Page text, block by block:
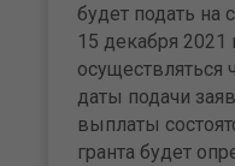
будет подать на
15 декабря 2021
осуществляться
даты подачи
выплаты
гранта будет